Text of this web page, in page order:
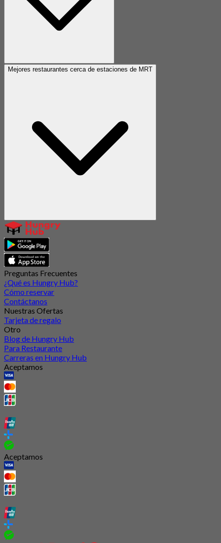
Mejores restaurantes cerca de estaciones de MRT
Preguntas Frecuentes
¿Qué es Hungry Hub?
Cómo reservar
Contáctanos
Nuestras Ofertas
Tarjeta de regalo
Otro
Blog de Hungry Hub
Para Restaurante
Carreras en Hungry Hub
Aceptamos
Aceptamos